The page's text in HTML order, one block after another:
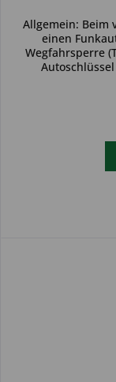
Allgemein: Beim
einen
Wegfahrsperre